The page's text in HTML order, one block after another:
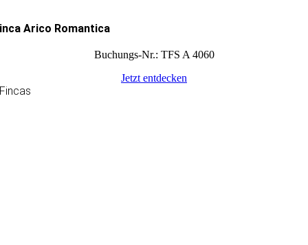
Arico Romantica
Buchungs-Nr.: TFS A 4060
Jetzt entdecken
Fincas